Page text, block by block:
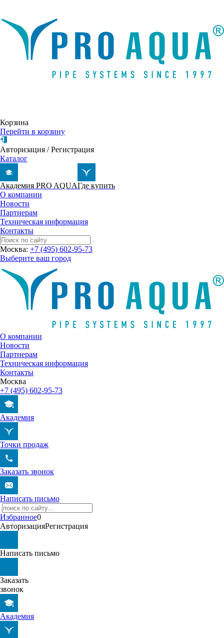
Корзина
Перейти в корзину
Авторизация /Регистрация
Каталог
Академия PRO AQUAГде купить
О компании
Новости
Партнерам
Техническая информация
Контакты
Москва: +7 (495) 602-95-73
Выберите ваш город
О компании
Новости
Партнерам
Техническая информация
Контакты
Москва
+7 (495) 602-95-73
Академия
Точки продаж
Заказать звонок
Написать письмо
Избранное0
АвторизацияРегистрация
Написать письмо
Заказать
звонок
Академия